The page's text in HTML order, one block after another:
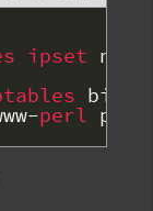
ipset net
bind
-perl perl